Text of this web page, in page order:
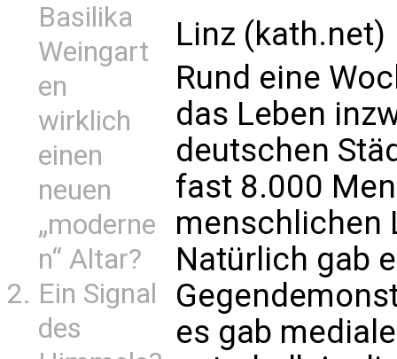
Basilika
Weingart
en
wirklich
einen
neuen
„moderne
n“ Altar?
Ein Signal
des
Linz (kath.net)
Rund eine
das Leben
deutschen
fast 8.000
menschlichen
Natürlich gab
es gab